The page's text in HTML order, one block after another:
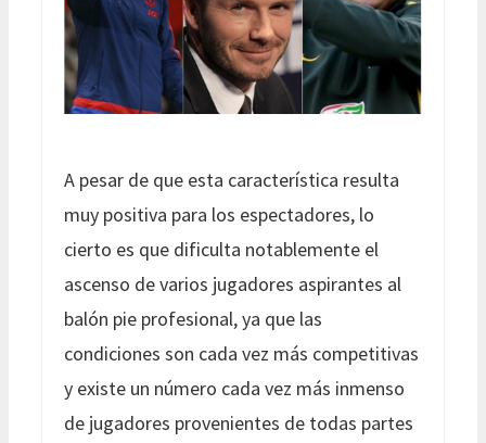
A pesar de que esta característica resulta
muy positiva para los espectadores, lo
cierto es que dificulta notablemente el
ascenso de varios jugadores aspirantes al
balón pie profesional, ya que las
condiciones son cada vez más competitivas
y existe un número cada vez más inmenso
de jugadores provenientes de todas partes